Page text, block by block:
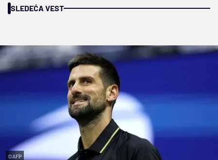
SLEDEĆA VEST
©AFP